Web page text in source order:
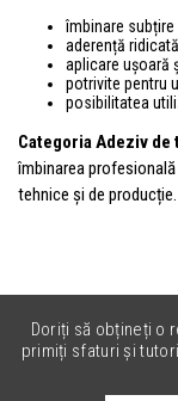
îmbinare
aderență
aplicare ușoară
potrivite pentru
posibilitatea
Categoria Adeziv de
îmbinarea
tehnice și de producție.
Doriți să obțineți o
primiți sfaturi și